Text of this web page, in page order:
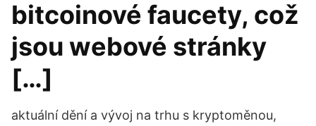
bitcoinové faucety, což
jsou webové stránky
[…]
aktuální dění a vývoj na trhu s kryptoměnou,